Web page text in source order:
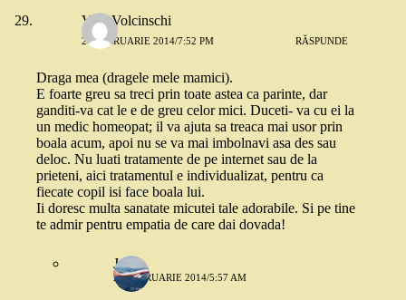
Valy Volcinschi
26 FEBRUARIE 2014/7:52 PM RĂSPUNDE
Draga mea (dragele mele mamici).
E foarte greu sa treci prin toate astea ca parinte, dar
ganditi-va cat le e de greu celor mici. Duceti- va cu ei la
un medic homeopat; il va ajuta sa treaca mai usor prin
boala acum, apoi nu se va mai imbolnavi asa des sau
deloc. Nu luati tratamente de pe internet sau de la
prieteni, aici tratamentul e individualizat, pentru ca
fiecate copil isi face boala lui.
Ii doresc multa sanatate micutei tale adorabile. Si pe tine
te admir pentru empatia de care dai dovada!
Julie
28 FEBRUARIE 2014/5:57 AM